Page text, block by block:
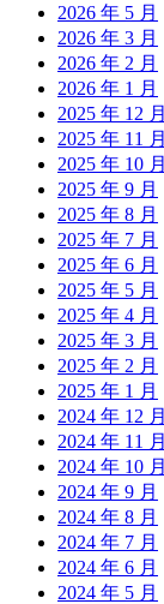
2026 年 5 月
2026 年 3 月
2026 年 2 月
2026 年 1 月
2025 年 12 月
2025 年 11 月
2025 年 10 月
2025 年 9 月
2025 年 8 月
2025 年 7 月
2025 年 6 月
2025 年 5 月
2025 年 4 月
2025 年 3 月
2025 年 2 月
2025 年 1 月
2024 年 12 月
2024 年 11 月
2024 年 10 月
2024 年 9 月
2024 年 8 月
2024 年 7 月
2024 年 6 月
2024 年 5 月